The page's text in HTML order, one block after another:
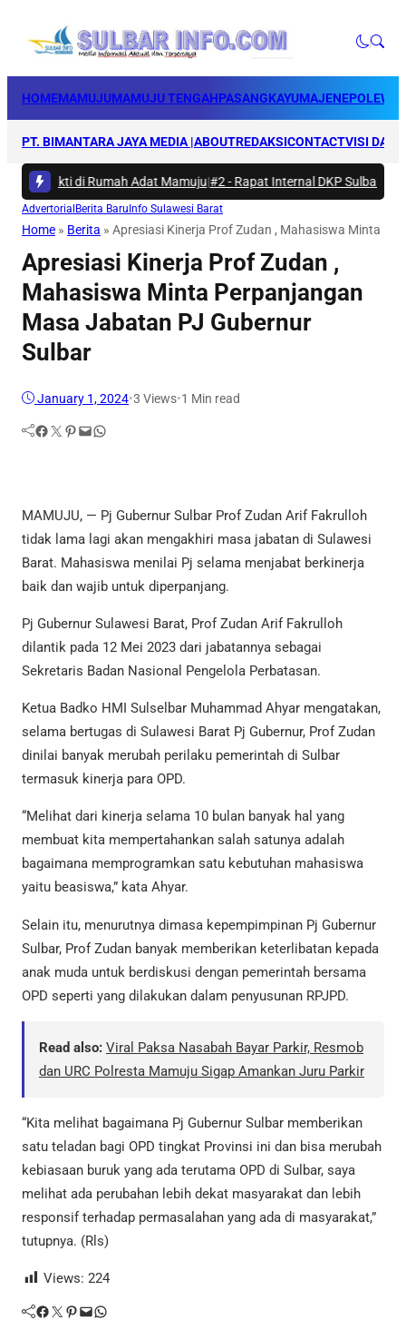
HOMEMAMUJUMAMUJU TENGAHPASANGKAYUMAJENE
PT. BIMANTARA JAYA MEDIA |ABOUTREDAKSICONTACTVISI DAN
Bakti di Rumah Adat Mamuju|#2 -Rapat Internal DKP Sulbar,
Advertorial Berita Baru Info Sulawesi Barat
Home » Berita » Apresiasi Kinerja Prof Zudan , Mahasiswa Minta
Apresiasi Kinerja Prof Zudan ,
Mahasiswa Minta Perpanjangan
Masa Jabatan PJ Gubernur
Sulbar
January 1, 2024•3 Views•1 Min read
Facebook Twitter Pinterest Mail WhatsApp
MAMUJU, — Pj Gubernur Sulbar Prof Zudan Arif Fakrulloh
tidak lama lagi akan mengakhiri masa jabatan di Sulawesi
Barat. Mahasiswa menilai Pj selama menjabat berkinerja
baik dan wajib untuk diperpanjang.
Pj Gubernur Sulawesi Barat, Prof Zudan Arif Fakrulloh
dilantik pada 12 Mei 2023 dari jabatannya sebagai
Sekretaris Badan Nasional Pengelola Perbatasan.
Ketua Badko HMI Sulselbar Muhammad Ahyar mengatakan,
selama bertugas di Sulawesi Barat Pj Gubernur, Prof Zudan
dinilai banyak merubah perilaku pemerintah di Sulbar
termasuk kinerja para OPD.
“Melihat dari kinerja selama 10 bulan banyak hal yang
membuat kita mempertahankan salah satunya adalah
bagaimana memprogramkan satu kebutuhan mahasiswa
yaitu beasiswa,” kata Ahyar.
Selain itu, menurutnya dimasa kepempimpinan Pj Gubernur
Sulbar, Prof Zudan banyak memberikan keterlibatan kepada
anak muda untuk berdiskusi dengan pemerintah bersama
OPD seperti yang dilakukan dalam penyusunan RPJPD.
Read also: Viral Paksa Nasabah Bayar Parkir, Resmob
dan URC Polresta Mamuju Sigap Amankan Juru Parkir
“Kita melihat bagaimana Pj Gubernur Sulbar memberikan
satu teladan bagi OPD tingkat Provinsi ini dan bisa merubah
kebiasaan buruk yang ada terutama OPD di Sulbar, saya
melihat ada perubahan lebih dekat masyarakat dan lebih
responsif terhadap permasalahan yang ada di masyarakat,”
tutupnya. (Rls)
Views: 224
Facebook Twitter Pinterest Mail WhatsApp